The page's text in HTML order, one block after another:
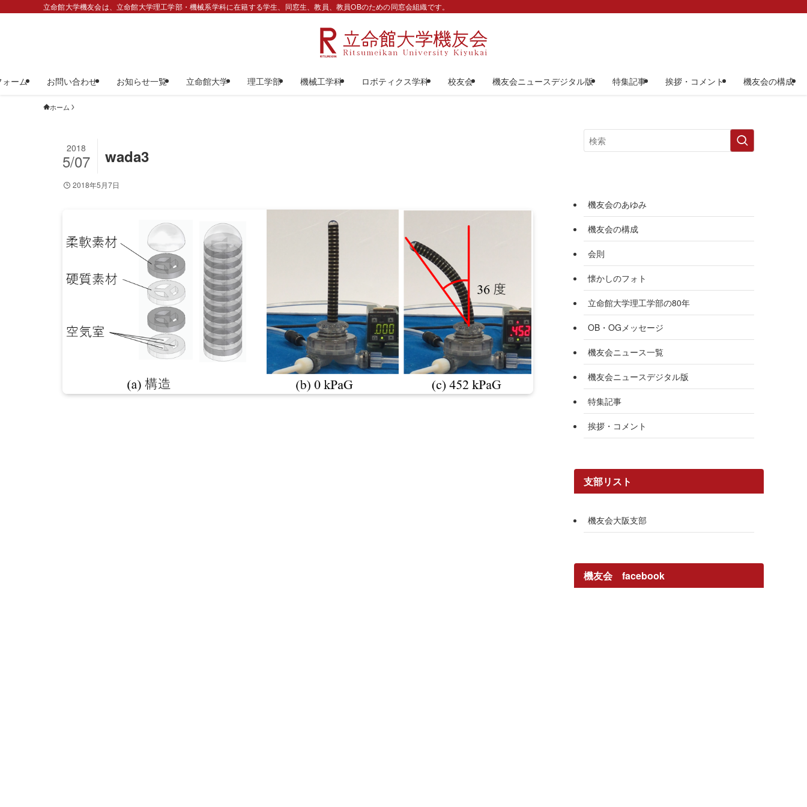
立命館大学機友会は、立命館大学理工学部・機械系学科に在籍する学生、同窓生、教員、教員OBのための同窓会組織です。
ーム お問い合わせ お知らせ一覧 立命館大学 理工学部 機械工学科 ロボティクス学科 校友会 機友会ニュースデジタル版 特集記事 挨拶・コメント 機友会の構成
ホーム
wada3
2018
5/07
2018年5月7日
機友会のあゆみ
機友会の構成
会則
懐かしのフォト
立命館大学理工学部の80年
OB・OGメッセージ
機友会ニュース一覧
機友会ニュースデジタル版
特集記事
挨拶・コメント
支部リスト
機友会大阪支部
機友会 facebook